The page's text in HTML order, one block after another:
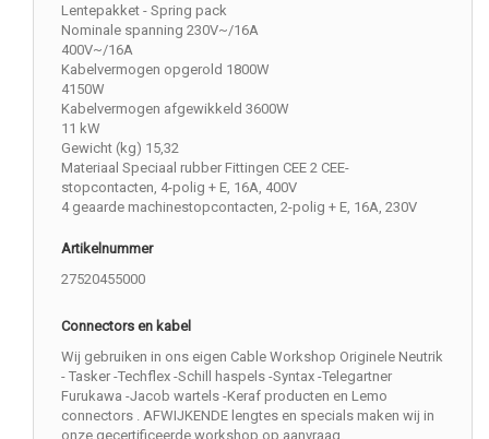
Lentepakket - Spring pack
Nominale spanning 230V~/16A
400V~/16A
Kabelvermogen opgerold 1800W
4150W
Kabelvermogen afgewikkeld 3600W
11 kW
Gewicht (kg) 15,32
Materiaal Speciaal rubber Fittingen CEE 2 CEE-
stopcontacten, 4-polig + E, 16A, 400V
4 geaarde machinestopcontacten, 2-polig + E, 16A, 230V
Artikelnummer
27520455000
Connectors en kabel
Wij gebruiken in ons eigen Cable Workshop Originele Neutrik
- Tasker -Techflex -Schill haspels -Syntax -Telegartner
Furukawa -Jacob wartels -Keraf producten en Lemo
connectors . AFWIJKENDE lengtes en specials maken wij in
onze gecertificeerde workshop op aanvraag.